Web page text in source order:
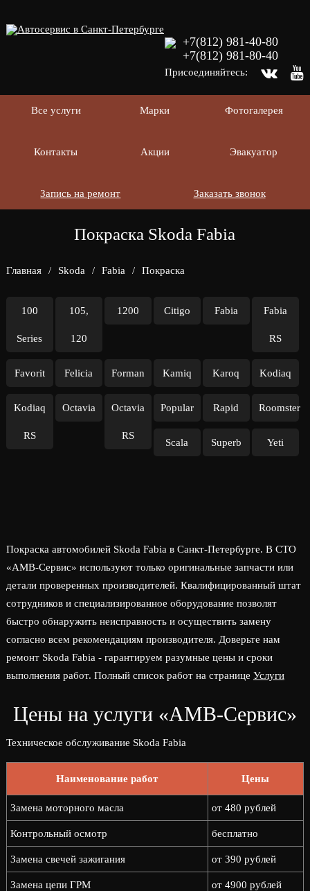
+7(812) 981-40-80
+7(812) 981-80-40
Присоединяйтесь:
Все услуги Марки Фотогалерея
Контакты Акции Эвакуатор
Заказать звонок
Запись на ремонт
Покраска Skoda Fabia
Главная / Skoda / Fabia / Покраска
100
Series
105,
120
1200 Citigo Fabia Fabia
RS
Favorit Felicia Forman Kamiq Karoq Kodiaq
Kodiaq
RS
Octavia Octavia
RS
Popular Rapid Roomster
Scala Superb Yeti
Покраска автомобилей Skoda Fabia в Санкт-Петербурге. В СТО
«АМВ-Сервис» используют только оригинальные запчасти или
детали проверенных производителей. Квалифицированный штат
сотрудников и специализированное оборудование позволят
быстро обнаружить неисправность и осуществить замену
согласно всем рекомендациям производителя. Доверьте нам
ремонт Skoda Fabia - гарантируем разумные цены и сроки
выполнения работ. Полный список работ на странице Услуги
Цены на услуги «АМВ-Сервис»
Техническое обслуживание Skoda Fabia
Наименование работ Цены
Замена моторного масла от 480 рублей
Контрольный осмотр бесплатно
Замена свечей зажигания от 390 рублей
Замена цепи ГРМ от 4900 рублей